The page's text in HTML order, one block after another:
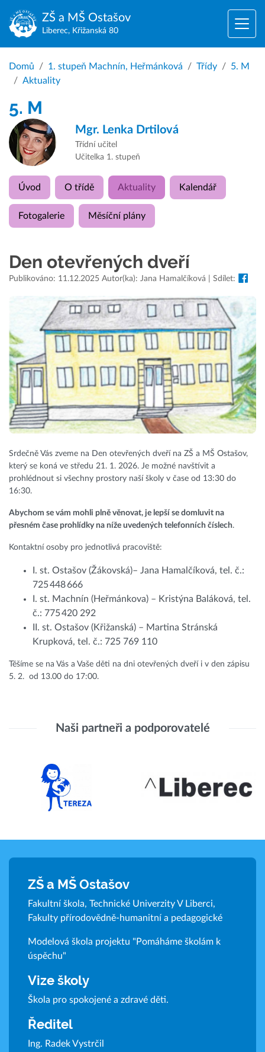
ZŠ a MŠ Ostašov
Liberec, Křižanská 80
Domů 1. stupeň Machnín, Heřmánková Třídy
5. M
Aktuality
5. M
Mgr. Lenka Drtilová
Třídní učitel
Učitelka 1. stupeň
Úvod O třídě Aktuality Kalendář
Fotogalerie Měsíční plány
Den otevřených dveří
Publikováno: 11.12.2025 Autor(ka): Jana Hamalčíková | Sdílet:
Srdečně Vás zveme na Den otevřených dveří na ZŠ a MŠ Ostašov,
který se koná ve středu 21. 1. 2026. Je možné navštívit a
prohlédnout si všechny prostory naší školy v čase od 13:30 do
16:30.
Abychom se vám mohli plně věnovat, je lepší se domluvit na
přesném čase prohlídky na níže uvedených telefonních číslech.
Kontaktní osoby pro jednotlivá pracoviště:
I. st. Ostašov (Žákovská)– Jana Hamalčíková, tel. č.:
725 448 666
I. st. Machnín (Heřmánkova) – Kristýna Baláková, tel.
č.: 775 420 292
II. st. Ostašov (Křižanská) – Martina Stránská
Krupková, tel. č.: 725 769 110
Těšíme se na Vás a Vaše děti na dni otevřených dveří i v den zápisu
5. 2. od 13.00 do 17:00.
Naši partneři a podporovatelé
ZŠ a MŠ Ostašov
Fakultní škola, Technické Univerzity V Liberci,
Fakulty přírodovědně-humanitní a pedagogické
Modelová škola projektu "Pomáháme školám k
úspěchu"
Vize školy
Škola pro spokojené a zdravé děti.
Ředitel
Ing. Radek Vystrčil